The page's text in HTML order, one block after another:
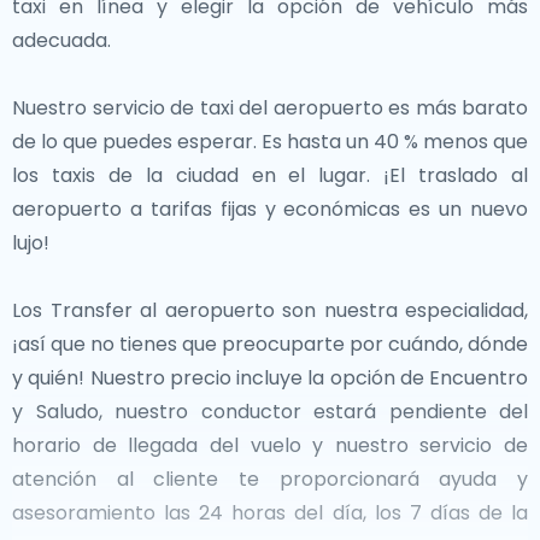
**Castillo de Bodrum** y el **Teatro Antiguo**. Ya sea
disfrutando de mariscos frescos junto al mar, Bodrum
ofrece una experiencia inolvidable.
Turquía es un país de contrastes, donde Oriente se
encuentra con Occidente, lo antiguo se encuentra
con lo moderno y la belleza natural se encuentra con
bulliciosas ciudades, relajándose en impresionantes
playas o explorando ruinas antiguas, Turquía garantiza
un viaje notable lleno de aventura y descubrimiento.
Cada una de estas ciudades vecinas contribuye al rico
tapiz cultural e histórico de la región.Ya sea que estés
senderismo en las montañas cercanas, o admirando
las grandes mezquitas de Edirne, estas ciudades
ofrecen experiencias enriquecedoras a solo un corto
viaje desde Turquía.
taxi en línea y elegir la opción de vehículo más
adecuada.
Nuestro servicio de taxi del aeropuerto es más barato
de lo que puedes esperar. Es hasta un 40 % menos que
los taxis de la ciudad en el lugar. ¡El traslado al
aeropuerto a tarifas fijas y económicas es un nuevo
lujo!
Los Transfer al aeropuerto son nuestra especialidad,
¡así que no tienes que preocuparte por cuándo, dónde
y quién! Nuestro precio incluye la opción de Encuentro
y Saludo, nuestro conductor estará pendiente del
horario de llegada del vuelo y nuestro servicio de
atención al cliente te proporcionará ayuda y
asesoramiento las 24 horas del día, los 7 días de la